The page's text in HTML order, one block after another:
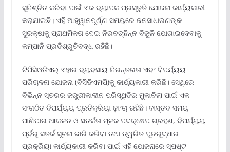
ସୁନିଶ୍ଚିତ କରିବା ପାଇଁ ଏକ ବ୍ୟାପକ ପ୍ରସ୍ତୁତି ଯୋଜନା କାର୍ଯ୍ୟକାରୀ
କରାଯାଇଛି। ଏହି ଆହ୍ୱାନପୂର୍ଣ୍ଣ ସମୟରେ ଜନସାଧାରଣଙ୍କ
ସୁରକ୍ଷାକୁ ପ୍ରାଥମିକତା ଦେଇ ନିରବଚ୍ଛିନ୍ନ ବିଜୁଳି ଯୋଗାଇଦେବାକୁ
କମ୍ପାନି ପ୍ରତିଶ୍ରୁତିବଦ୍ଧ ରହିଛି।
ଟିପିସିଓଡିଏଲ୍ ଏହାର ବ୍ୟବସାୟ ନିରନ୍ତରତା ଏବଂ ବିପର୍ଯ୍ୟୟ
ପରିଚାଳନା ଯୋଜନା (ବିସିଡିଏମପି)କୁ କାର୍ଯ୍ୟକାରୀ କରିଛି। ସେଥିରେ
ବିଭିନ୍ନ ସ୍ତରର ଜରୁରୀକାଳୀନ ପରିସ୍ଥିତିର ମୁକାବିଲା ପାଇଁ ଏକ
ସଂଗଠିତ ବିପର୍ଯ୍ୟୟ ପ୍ରତିକ୍ରିୟା ଢ଼ାଂଚା ରହିଛି। ବାସ୍ତବ ସମୟ
ପାଣିପାଗ ଆକଳନ ଓ ସତର୍କତା ମୂଳକ ପଦକ୍ଷେପ ଗ୍ରହଣ, ବିପର୍ଯ୍ୟୟ
ପୂର୍ବରୁ ସତର୍କ ସୂଚନା ଜାରି କରିବା ତଥା ତ୍ୱରିତ ପୁନରୁଦ୍ଧାର
ପ୍ରକ୍ରିୟା କାର୍ଯ୍ୟକାରୀ କରିବା ପାଇଁ ଏହି ଯୋଜନାରେ ସ୍ପଷ୍ଟ